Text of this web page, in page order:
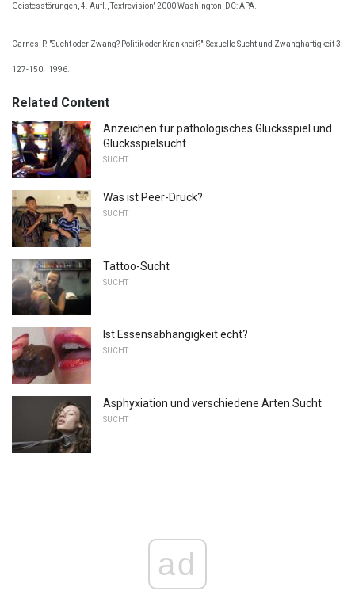
Geistesstörungen, 4. Aufl., Textrevision" 2000 Washington, DC: APA.
Carnes, P. "Sucht oder Zwang? Politik oder Krankheit?" Sexuelle Sucht und Zwanghaftigkeit 3:
127-150. 1996.
Related Content
Anzeichen für pathologisches Glücksspiel und
Glücksspielsucht
SUCHT
Was ist Peer-Druck?
SUCHT
Tattoo-Sucht
SUCHT
Ist Essensabhängigkeit echt?
SUCHT
Asphyxiation und verschiedene Arten Sucht
SUCHT
ad